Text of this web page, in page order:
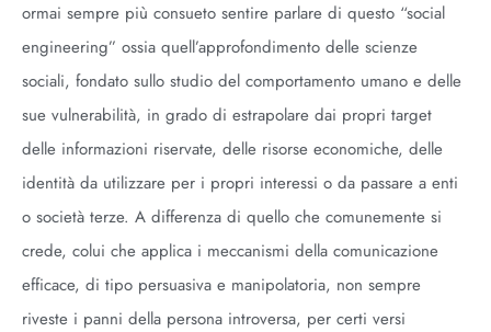
ormai sempre più consueto sentire parlare di questo “social
engineering” ossia quell’approfondimento delle scienze
sociali, fondato sullo studio del comportamento umano e delle
sue vulnerabilità, in grado di estrapolare dai propri target
delle informazioni riservate, delle risorse economiche, delle
identità da utilizzare per i propri interessi o da passare a enti
o società terze. A differenza di quello che comunemente si
crede, colui che applica i meccanismi della comunicazione
efficace, di tipo persuasiva e manipolatoria, non sempre
riveste i panni della persona introversa, per certi versi